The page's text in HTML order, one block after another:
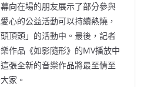
向在場的朋友展示了部分參與
心的公益活動可以持續熱燒，
頂頭」的活動中。最後，記者
作品《如影隨形》的MV播放中
張全新的音樂作品將最至情至
家。